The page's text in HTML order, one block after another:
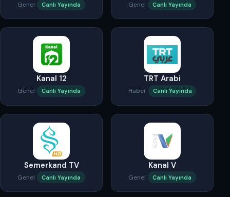
Genel Canlı Yayında Genel Canlı Yayında
Kanal 12
Genel Canlı Yayında
TRT Arabi
Haber Canlı Yayında
Semerkand TV
Genel Canlı Yayında
Kanal V
Genel Canlı Yayında